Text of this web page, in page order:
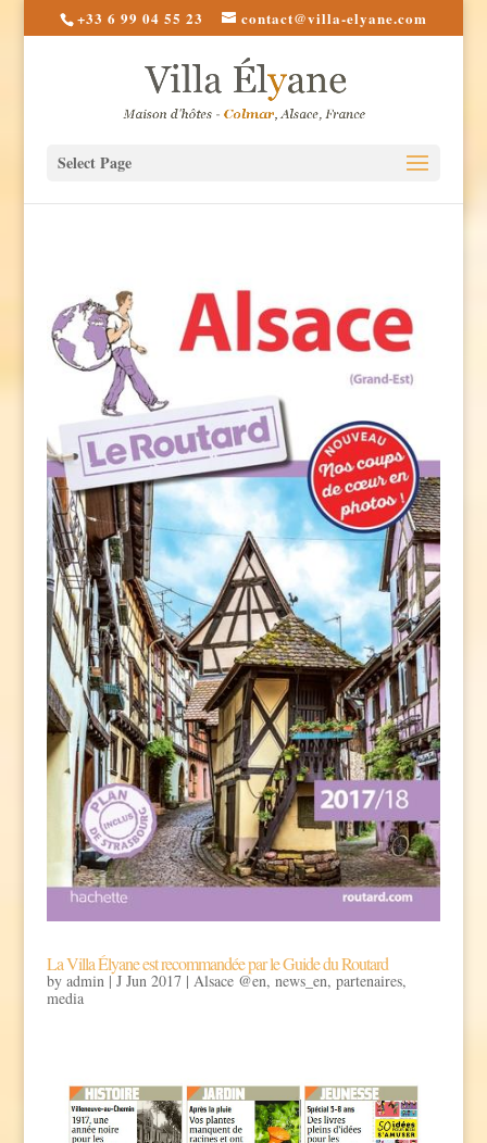
+33 6 99 04 55 23 contact@villa-elyane.com
Select Page
La Villa Élyane est recommandée par le Guide du Routard
by admin|J Jun 2017| Alsace @en, news_en, partenaires,
media